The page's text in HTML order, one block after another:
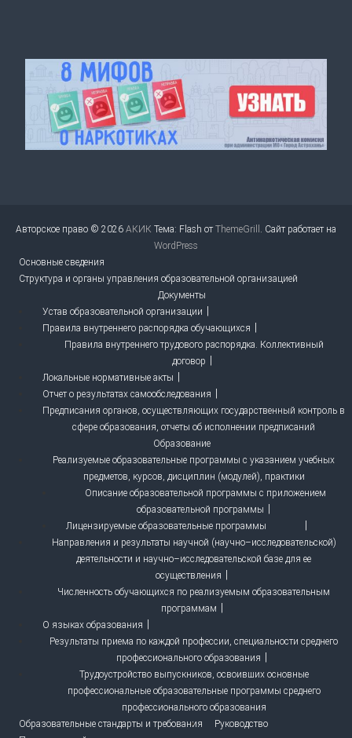
Авторское право © 2026 АКИК Тема: Flash отThemeGrill . Сайт работает на
WordPress
Основные сведения
Структура и органы управления образовательной организацией
Документы
Устав образовательной организации
Правила внутреннего распорядка обучающихся
Правила внутреннего трудового распорядка. Коллективный
договор
Локальные нормативные акты
Отчет о результатах самообследования
Предписания органов, осуществляющих государственный контроль в
сфере образования, отчеты об исполнении предписаний
Образование
Реализуемые образовательные программы с указанием учебных
предметов, курсов, дисциплин (модулей), практики
Описание образовательной программы с приложением
образовательной программы
Лицензируемые образовательные программы
Направления и результаты научной (научно–исследовательской)
деятельности и научно–исследовательской базе для ее
осуществления
Численность обучающихся по реализуемым образовательным
программам
О языках образования
Результаты приема по каждой профессии, специальности среднего
профессионального образования
Трудоустройство выпускников, освоивших основные
профессиональные образовательные программы среднего
профессионального образования
Образовательные стандарты и требования
Руководство